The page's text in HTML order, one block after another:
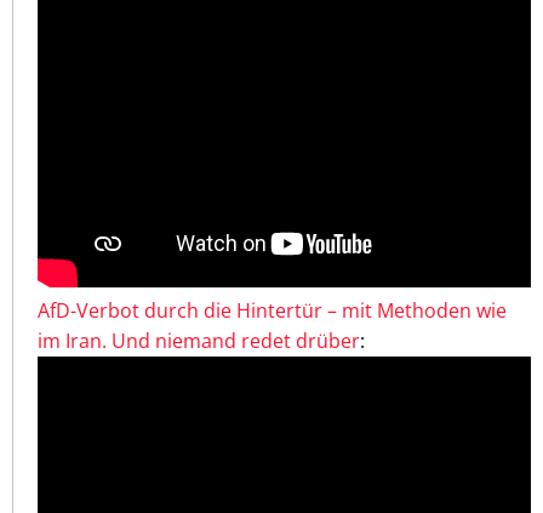
AfD-Verbot durch die Hintertür – mit Methoden wie
im Iran. Und niemand redet drüber: